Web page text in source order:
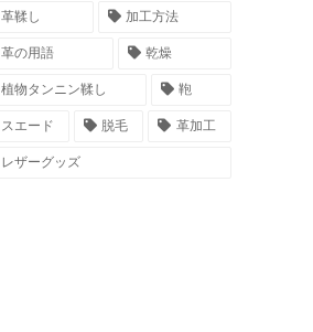
革鞣し 加工方法
革の用語 乾燥
植物タンニン鞣し 鞄
スエード 脱毛 革加工
レザーグッズ